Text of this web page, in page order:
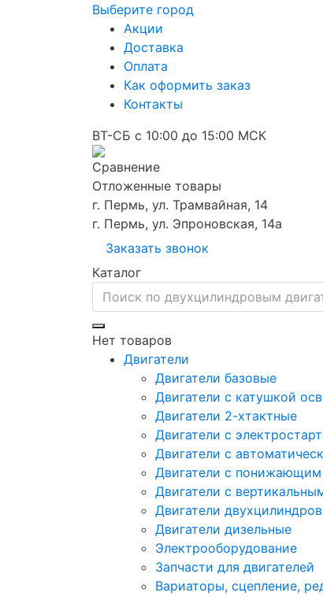
Выберите город
Акции
Доставка
Оплата
Как оформить заказ
Контакты
ВТ-СБ с 10:00 до 15:00 МСК
Сравнение
Отложенные товары
г. Пермь, ул. Трамвайная, 14
г. Пермь, ул. Эпроновская, 14а
Заказать звонок
Каталог
Нет товаров
Двигатели
Двигатели базовые
Двигатели с катушкой
Двигатели 2-хтактные
Двигатели с
Двигатели с
Двигатели с
Двигатели с
Двигатели
Двигатели дизельные
Электрооборудование
Запчасти для двигателей
Вариаторы, сцепление,